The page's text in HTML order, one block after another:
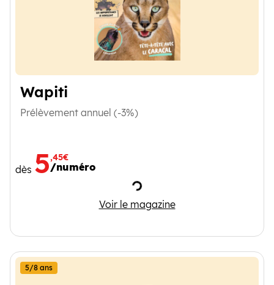
Wapiti
Prélèvement annuel (-3%)
dès 5,45€
/numéro
Chargement
Voir le magazine
Wapiti
5/8 ans